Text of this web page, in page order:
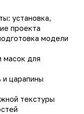
установка,
проекта
модели
масок для
и царапины
текстуры